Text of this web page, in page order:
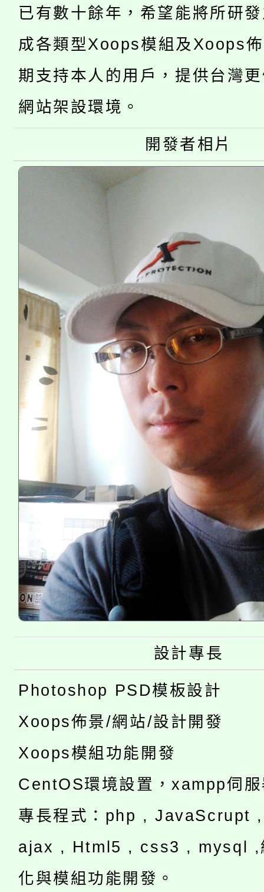
代理(課)教師甄選結果(
公告本校115學年度第
代理(課)教師甄選結果(
轉知中國文化大學推廣
《TA101》溝通分析基
程，歡迎學生輔導中心
心理、諮商輔導、社會
系所師生報名參加。
轉知苗栗縣政府辦理
縣市「校園短影音徵選
門員」簡章及活動海報
踴躍報名參加。
桃園市115學年度學生
要點
「桃園市補助參觀特色
展演活動實施計畫」
115年度「教育部表揚
義教育推展貢獻獎」
已有數十餘年，希望能將所研
成各類型Xoops模組及Xoops
期支持本人的用戶，提供台灣
網站架設環境。
開發者相片
設計專長
Photoshop PSD模板設計
Xoops佈景/網站/設計開發
Xoops模組功能開發
CentOS環境設置，xampp伺
專長程式：php , JavaScrupt
ajax , Html5 , css3 , mysql ,
化與模組功能開發。